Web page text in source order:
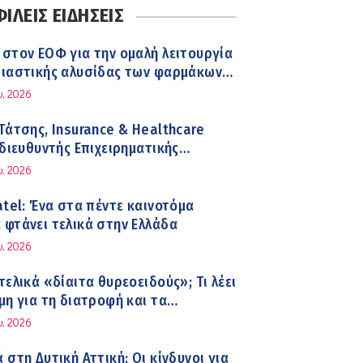
του ΕΚΑΒ και τα εγκαίνια του
ο ύπνος με ανεμιστήρα ή
το καλοκαίρι
Νομπελίστας Ιατρικής: «Σε
μπορεί να έχουμε θεραπεία που
την εξέλιξη του Πάρκινσον»
– «ΕΡΡΙΚΟΣ ΝΤΥΝΑΝ»
των ταξιδιωτών
η διατροφή πρέπει να
ΕΙΔΗΣΕΙΣ
ΕΟΦ για την ομαλή λειτουργία
αλυσίδας των φαρμάκων
του καλοκαιριού
2026
Insurance & Healthcare
Επιχειρηματικής
Ομίλου HHG
2026
Ένα στα πέντε καινοτόμα
τελικά στην Ελλάδα
2026
«δίαιτα θυρεοειδούς»; Τι λέει
για τη διατροφή και τα
2026
Δυτική Αττική: Οι κίνδυνοι για